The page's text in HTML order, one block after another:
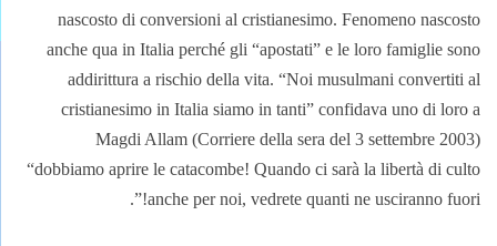
nascosto di conversioni al cristianesimo. Fenomeno nascosto
anche qua in Italia perché gli “apostati” e le loro famiglie sono
addirittura a rischio della vita. “Noi musulmani convertiti al
cristianesimo in Italia siamo in tanti” confidava uno di loro a
Magdi Allam (Corriere della sera del 3 settembre 2003)
“dobbiamo aprire le catacombe! Quando ci sarà la libertà di culto
anche per noi, vedrete quanti ne usciranno fuori!”.